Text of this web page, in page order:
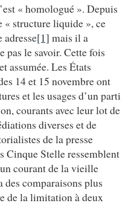
« homologué ». Depuis
« structure liquide », ce
[1] mais il a
pas le savoir. Cette fois
assumée. Les États
14 et 15 novembre ont
et les usages d’un parti
courants avec leur lot de
diverses et de
de la presse
Cinque Stelle ressemblent
courant de la vieille
comparaisons plus
de la limitation à deux